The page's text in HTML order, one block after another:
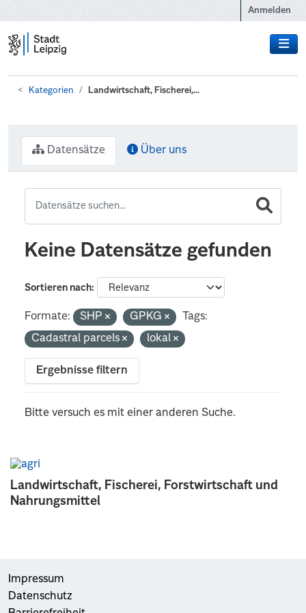
Anmelden
Kategorien Landwirtschaft, Fischerei,...
Landwirtschaft, Fischerei, Forstwirtschaft und
Nahrungsmittel
Datensätze Über uns
Keine Datensätze gefunden
Sortieren nach
Formate: SHP GPKG
Tags:
Cadastral parcels
lokal
Ergebnisse filtern
Bitte versuch es mit einer anderen Suche.
Impressum
Datenschutz